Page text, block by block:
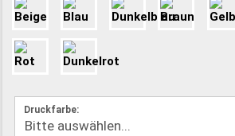
Druckfarbe: